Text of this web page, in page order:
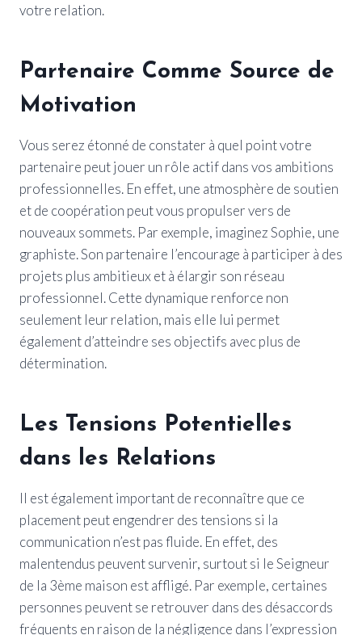
votre relation.
Partenaire Comme Source de
Motivation
Vous serez étonné de constater à quel point votre
partenaire peut jouer un rôle actif dans vos ambitions
professionnelles. En effet, une atmosphère de soutien
et de coopération peut vous propulser vers de
nouveaux sommets. Par exemple, imaginez Sophie, une
graphiste. Son partenaire l’encourage à participer à des
projets plus ambitieux et à élargir son réseau
professionnel. Cette dynamique renforce non
seulement leur relation, mais elle lui permet
également d’atteindre ses objectifs avec plus de
détermination.
Les Tensions Potentielles
dans les Relations
Il est également important de reconnaître que ce
placement peut engendrer des tensions si la
communication n’est pas fluide. En effet, des
malentendus peuvent survenir, surtout si le Seigneur
de la 3ème maison est affligé. Par exemple, certaines
personnes peuvent se retrouver dans des désaccords
fréquents en raison de la négligence dans l’expression